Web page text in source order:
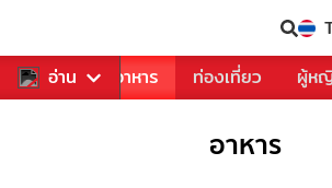
อ่าน
การเพลง อาหาร ท่องเที่ยว ผู้ห
อาหาร